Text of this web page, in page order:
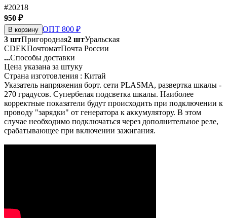
#20218
950 ₽
В корзину ОПТ 800 ₽
3 штПригородная2 штУральская
CDEKПочтоматПочта России
...Способы доставки
Цена указана за штуку
Страна изготовления : Китай
Указатель напряжения борт. сети PLASMA, развертка шкалы -
270 градусов. Супербелая подсветка шкалы. Наиболее
корректные показатели будут происходить при подключении к
проводу "зарядки" от генератора к аккумулятору. В этом
случае необходимо подключаться через дополнительное реле,
срабатывающее при включении зажигания.